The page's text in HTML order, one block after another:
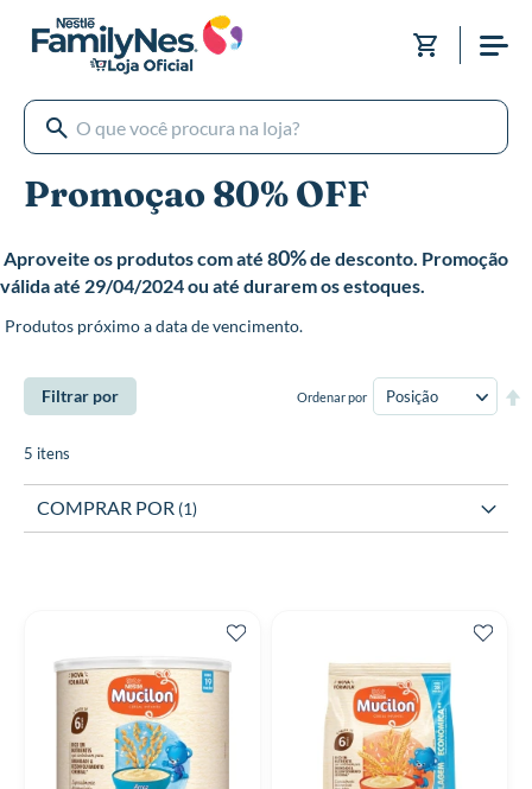
para
Meu
Promoçao 80% OFF
Aproveite os produtos com até 80%de desconto. Promoção
válida até 29/04/2024 ou até durarem os estoques.
Produtos próximo a data de vencimento.
5 itens
Ordenar por
Filtrar por
COMPRAR POR